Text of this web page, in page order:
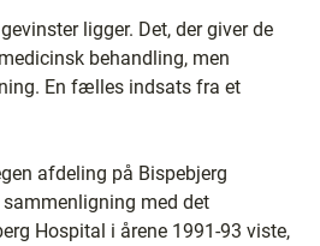
ligger. Det, der giver de
behandling, men
En fælles indsats fra et
afdeling på Bispebjerg
med det
Hospital i årene 1991-93 viste,